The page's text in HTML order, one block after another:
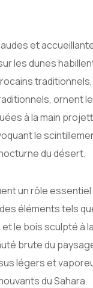
et
les dunes
ornent
à la main
le
du désert.
un rôle essentiel
éléments tels
le bois sculpté à
brute du
légers et
du Sahara.